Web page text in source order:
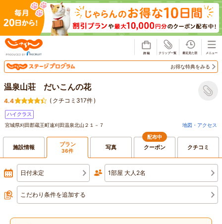
お得な特典をみる
温泉山荘 だいこんの花
4.4 ( クチコミ317件)
ハイクラス
宮城県刈田郡蔵王町遠刈田温泉北山２１－７
地図・アクセス
施設情報 プラン
36件 写真
配布中
クーポン クチコミ
日付未定 1部屋 大人2名
こだわり条件を追加する